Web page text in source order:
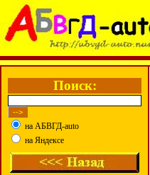
Поиск:
на АБВГД-auto
на Яндексе